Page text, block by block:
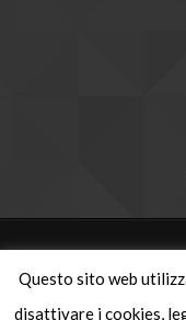
Questo sito web
disattivare i cookies,